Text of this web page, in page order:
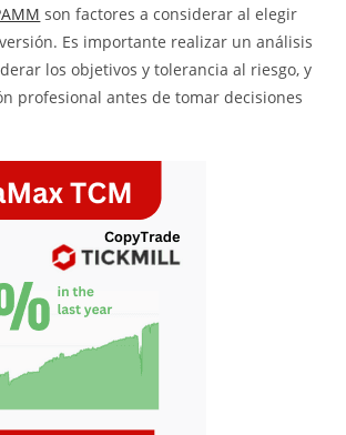
son factores a considerar al elegir
Es importante realizar un análisis
los objetivos y tolerancia al riesgo, y
profesional antes de tomar decisiones